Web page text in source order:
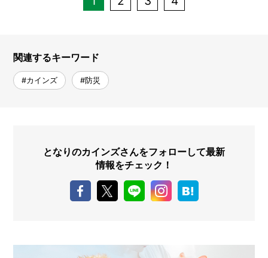
関連するキーワード
#カインズ #防災
となりのカインズさんをフォローして最新
情報をチェック！